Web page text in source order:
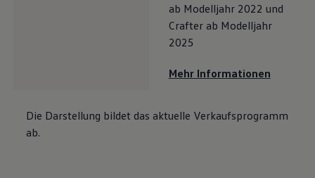
ab Modelljahr 2022 und
Crafterab Modelljahr
2025
Mehr Informationen
Die Darstellung bildet das aktuelle Verkaufsprogramm
ab.